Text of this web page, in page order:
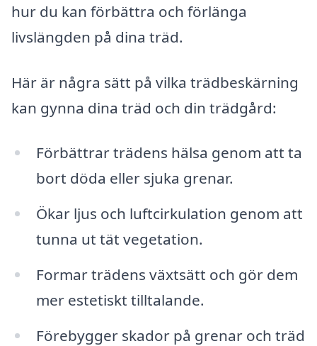
hur du kan förbättra och förlänga
livslängden på dina träd.
Här är några sätt på vilka trädbeskärning
kan gynna dina träd och din trädgård:
Förbättrar trädens hälsa genom att ta
bort döda eller sjuka grenar.
Ökar ljus och luftcirkulation genom att
tunna ut tät vegetation.
Formar trädens växtsätt och gör dem
mer estetiskt tilltalande.
Förebygger skador på grenar och träd